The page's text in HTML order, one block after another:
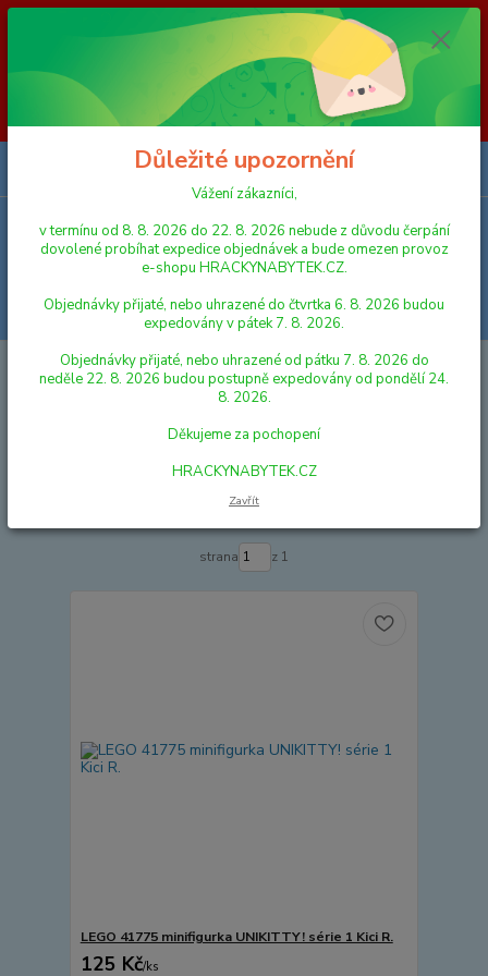
Vážení zákazníci, v termínu od 8. 8. 2026 do 23. 8. 2026 nebude z
důvodu čerpání dovolené probíhat expedice objednávek a bude omezen
provoz e-shopu HRACKYNABYTEK.CZ. Objednávky přijaté, nebo
uhrazené do čtvrtka 6. 8. 2026 budou expedovány v pátek 7. 8. 2026.
Objednávky přijaté, nebo uhrazené od pátku 7. 8. 2026 do neděle 23. 8.
2026 budou postupně expedovány od pondělí 24. 8. 2026. Děkujeme za
pochopení HRACKYNABYTEK.CZ
Menu
Hledat
LEGO LEGO® Juniors
Nejlevnější Nejdražší
strana z 1
LEGO 41775 minifigurka UNIKITTY! série 1 Kici R.
125 Kč/ks
Důležité upozornění
Vážení zákazníci,
v termínu od 8. 8. 2026 do 22. 8. 2026 nebude z důvodu čerpání
dovolené probíhat expedice objednávek a bude omezen provoz
e-shopu HRACKYNABYTEK.CZ.
Objednávky přijaté, nebo uhrazené do čtvrtka 6. 8. 2026 budou
expedovány v pátek 7. 8. 2026.
Objednávky přijaté, nebo uhrazené od pátku 7. 8. 2026 do
neděle 22. 8. 2026 budou postupně expedovány od pondělí 24.
8. 2026.
Děkujeme za pochopení
HRACKYNABYTEK.CZ
Zavřít